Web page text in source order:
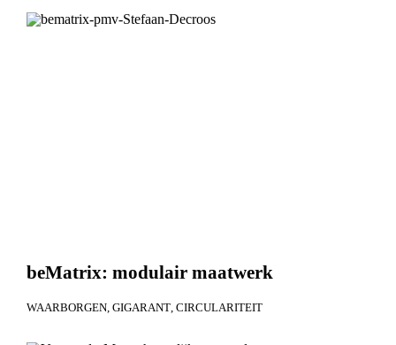
beMatrix: modulair maatwerk
WAARBORGEN GIGARANT CIRCULARITEIT